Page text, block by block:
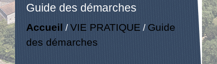
Guide des démarches
Accueil /VIE PRATIQUE / Guide
des démarches